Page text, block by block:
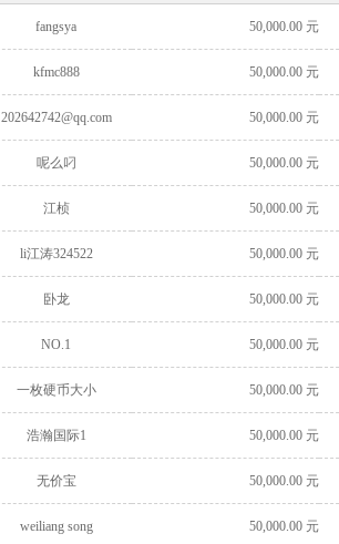
fangsya 50,000.00 元
kfmc888 50,000.00 元
202642742@qq.com 50,000.00 元
呢么叼 50,000.00 元
江桢 50,000.00 元
li江涛324522 50,000.00 元
卧龙 50,000.00 元
NO.1 50,000.00 元
一枚硬币大小 50,000.00 元
浩瀚国际1 50,000.00 元
无价宝 50,000.00 元
weiliang song 50,000.00 元